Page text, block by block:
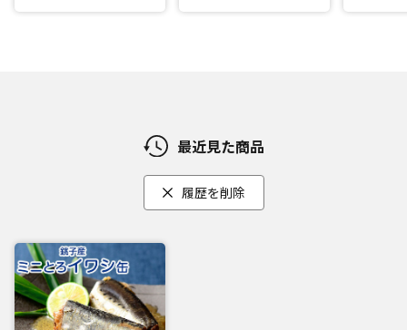
メです！
グやイワシ丼などもオススメです。
イワシのうま味を含んだ煮汁ごと使うのがオススメ！便利な
最近見た商品
履歴を削除